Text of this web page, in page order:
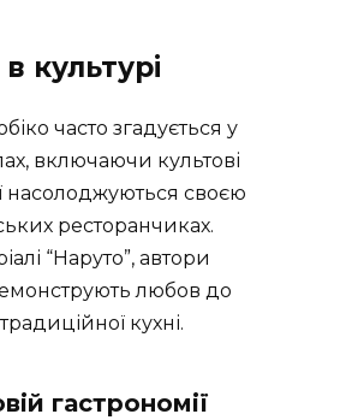
культурі
часто згадується у
включаючи культові
насолоджуються своєю
ресторанчиках.
“Наруто”, автори
любов до
кухні.
гастрономії